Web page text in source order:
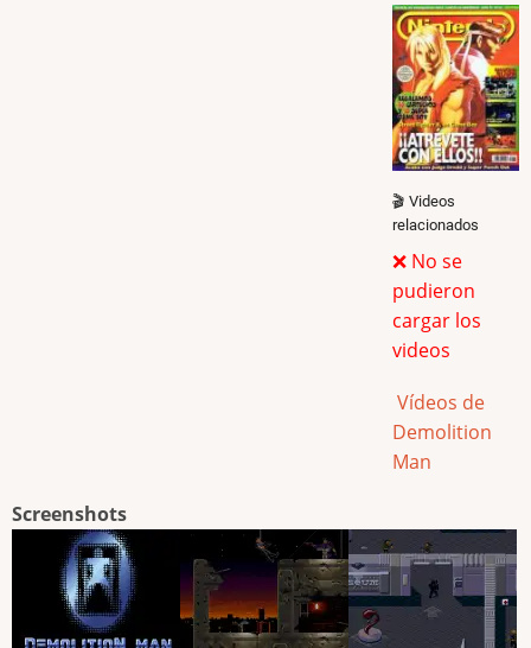
🎬 Videos
relacionados
❌ No se
pudieron
cargar los
videos
Vídeos de
Demolition
Man
Screenshots